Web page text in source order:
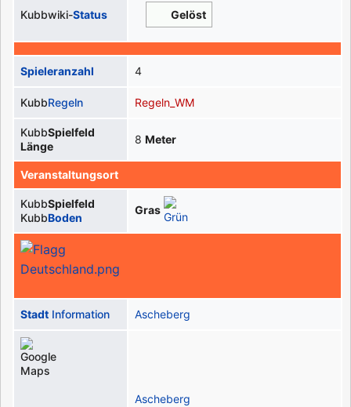
Kubbwiki-Status Gelöst
Spieleranzahl 4
KubbRegeln Regeln_WM
KubbSpielfeld
Länge
8Meter
Veranstaltungsort
KubbSpielfeld
KubbBoden
Gras
Stadt Information Ascheberg
Ascheberg